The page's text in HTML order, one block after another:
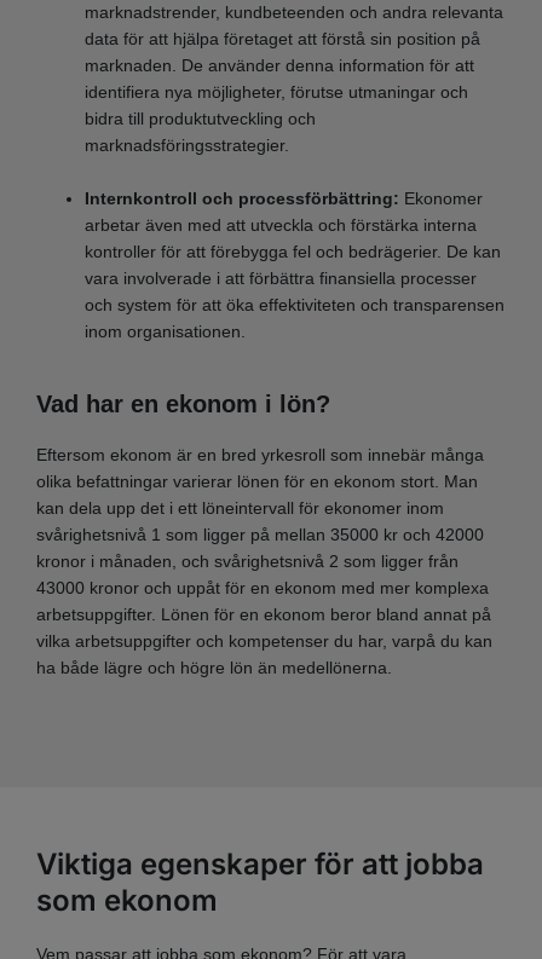
marknadstrender, kundbeteenden och andra relevanta
data för att hjälpa företaget att förstå sin position på
marknaden. De använder denna information för att
identifiera nya möjligheter, förutse utmaningar och
bidra till produktutveckling och
marknadsföringsstrategier.
Internkontroll och processförbättring: Ekonomer
arbetar även med att utveckla och förstärka interna
kontroller för att förebygga fel och bedrägerier. De kan
vara involverade i att förbättra finansiella processer
och system för att öka effektiviteten och transparensen
inom organisationen.
Vad har en ekonom i lön?
Eftersom ekonom är en bred yrkesroll som innebär många
olika befattningar varierar lönen för en ekonom stort. Man
kan dela upp det i ett löneintervall för ekonomer inom
svårighetsnivå 1 som ligger på mellan 35000 kr och 42000
kronor i månaden, och svårighetsnivå 2 som ligger från
43000 kronor och uppåt för en ekonom med mer komplexa
arbetsuppgifter. Lönen för en ekonom beror bland annat på
vilka arbetsuppgifter och kompetenser du har, varpå du kan
ha både lägre och högre lön än medellönerna.
Viktiga egenskaper för att jobba
som ekonom
Vem passar att jobba som ekonom? För att vara